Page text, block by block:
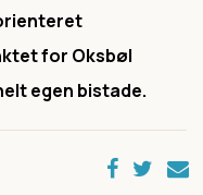
for Oksbøl
egen bistade.